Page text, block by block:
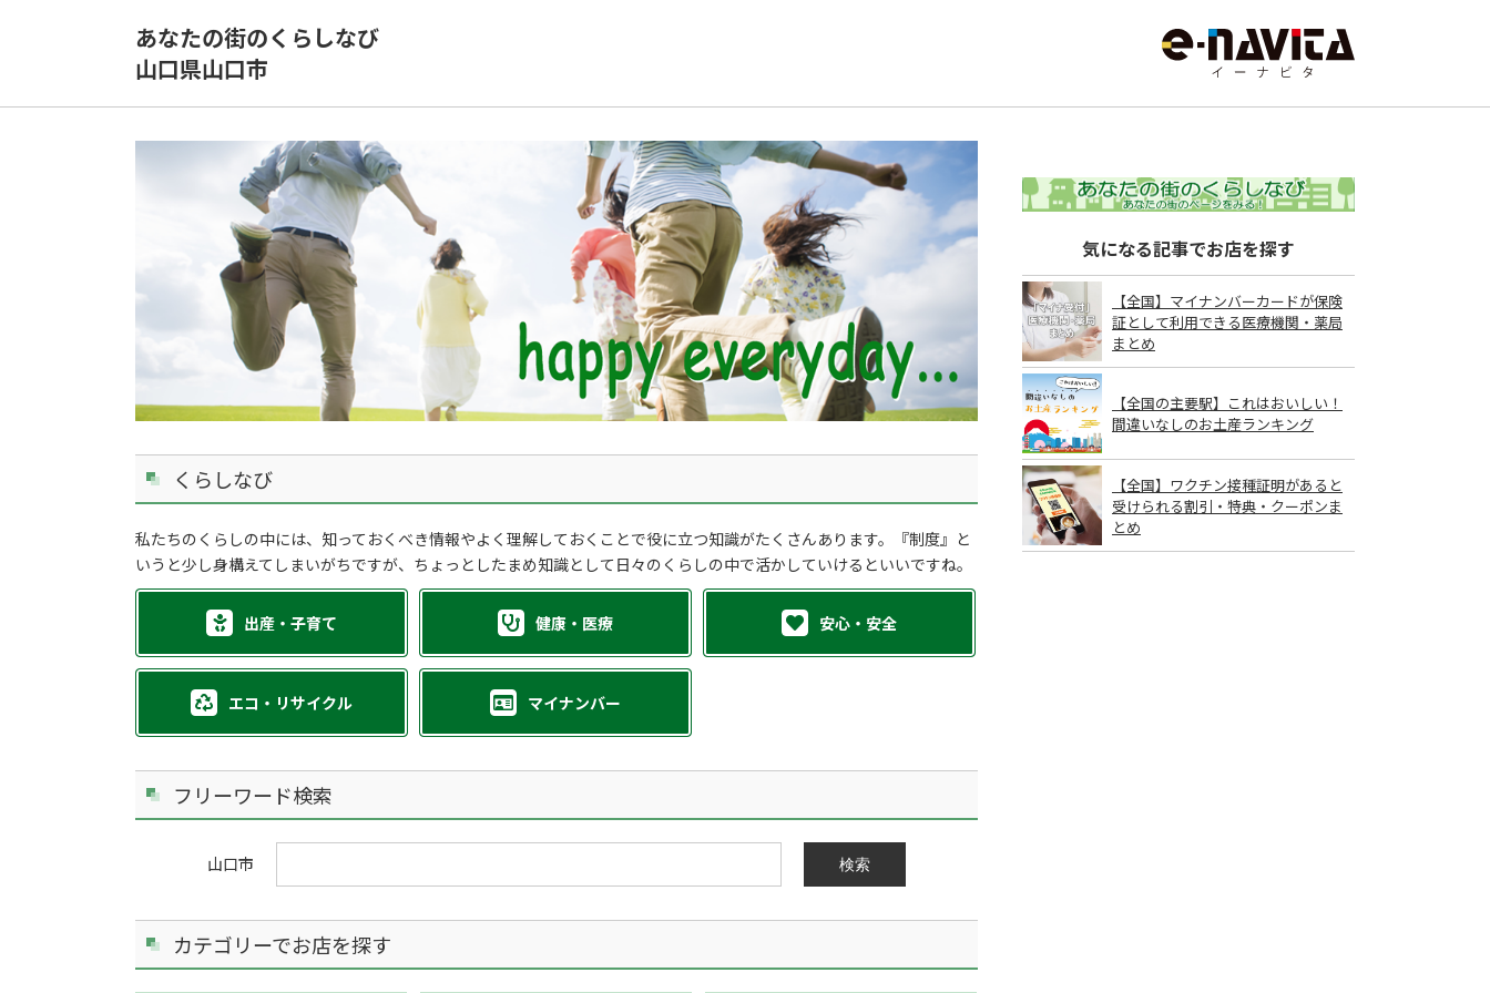
あなたの街のくらしなび
山口県山口市
くらしなび
私たちのくらしの中には、知っておくべき情報やよく理解しておくことで役に立つ知識がたくさんあります。『制度』と
いうと少し身構えてしまいがちですが、ちょっとしたまめ知識として日々のくらしの中で活かしていけるといいですね。
出産・子育て 健康・医療 安心・安全
エコ・リサイクル マイナンバー
フリーワード検索
山口市 検索
カテゴリーでお店を探す
気になる記事でお店を探す
【全国】マイナンバーカードが保険
証として利用できる医療機関・薬局
まとめ
【全国の主要駅】これはおいしい！
間違いなしのお土産ランキング
【全国】ワクチン接種証明があると
受けられる割引・特典・クーポンま
とめ